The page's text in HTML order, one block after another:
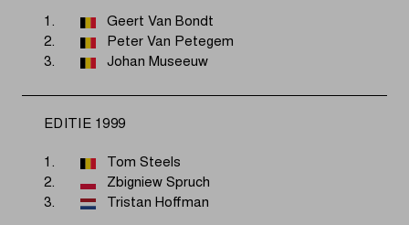
1.
Geert Van Bondt
2.
Peter Van Petegem
3.
Johan Museeuw
EDITIE 1999
1.
Tom Steels
2.
Zbigniew Spruch
3.
Tristan Hoffman